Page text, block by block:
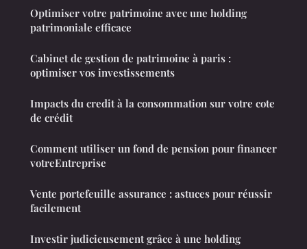
Optimiser votre patrimoine avec une holding
patrimoniale efficace
Cabinet de gestion de patrimoine à paris :
optimiser vos investissements
Impacts du credit à la consommation sur votre cote
de crédit
Comment utiliser un fond de pension pour financer
votreEntreprise
Vente portefeuille assurance : astuces pour réussir
facilement
Investir judicieusement grâce à une holding